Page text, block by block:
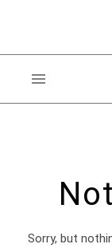
Sorry, but